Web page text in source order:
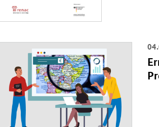
Öffnet Einzelsicht